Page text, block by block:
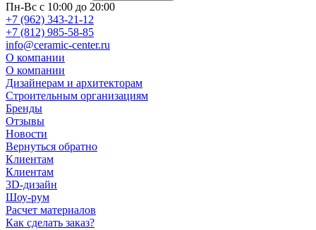
Пн-Вс с 10:00 до 20:00
+7 (962) 343-21-12
+7 (812) 985-58-85
info@ceramic-center.ru
О компании
О компании
Дизайнерам и архитекторам
Строительным организациям
Бренды
Отзывы
Новости
Вернуться обратно
Клиентам
Клиентам
3D-дизайн
Шоу-рум
Расчет материалов
Как сделать заказ?